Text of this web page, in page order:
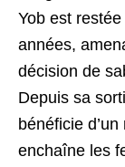
Yob est
années,
décision de
Depuis sa
bénéficie
enchaîne les